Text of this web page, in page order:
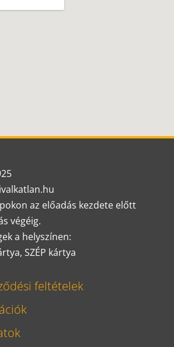
az előadás kezdete előtt
végéig.
a helyszínen:
SZÉP kártya
feltételek